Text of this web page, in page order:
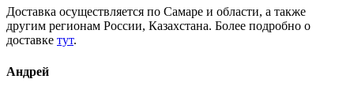
Доставка осуществляется по Самаре и области, а также
другим регионам России, Казахстана. Более подробно о
доставке тут.
Андрей